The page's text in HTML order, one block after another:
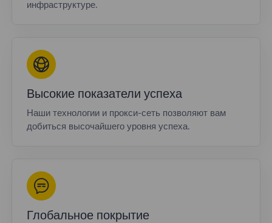
инфраструктуре.
Высокие показатели успеха
Наши технологии и прокси-сеть позволяют вам
добиться высочайшего уровня успеха.
Глобальное покрытие